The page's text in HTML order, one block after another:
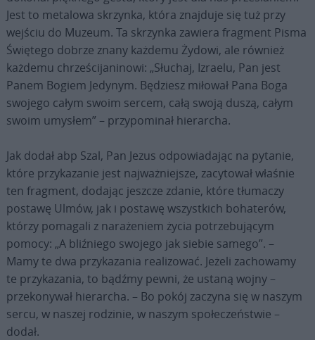
Jest to metalowa skrzynka, która znajduje się tuż przy
wejściu do Muzeum. Ta skrzynka zawiera fragment Pisma
Świętego dobrze znany każdemu Żydowi, ale również
każdemu chrześcijaninowi: „Słuchaj, Izraelu, Pan jest
Panem Bogiem Jedynym. Będziesz miłował Pana Boga
swojego całym swoim sercem, całą swoją duszą, całym
swoim umysłem” – przypominał hierarcha.
Jak dodał abp Szal, Pan Jezus odpowiadając na pytanie,
które przykazanie jest najważniejsze, zacytował właśnie
ten fragment, dodając jeszcze zdanie, które tłumaczy
postawę Ulmów, jak i postawę wszystkich bohaterów,
którzy pomagali z narażeniem życia potrzebującym
pomocy: „A bliźniego swojego jak siebie samego”. –
Mamy te dwa przykazania realizować. Jeżeli zachowamy
te przykazania, to bądźmy pewni, że ustaną wojny –
przekonywał hierarcha. – Bo pokój zaczyna się w naszym
sercu, w naszej rodzinie, w naszym społeczeństwie –
dodał.